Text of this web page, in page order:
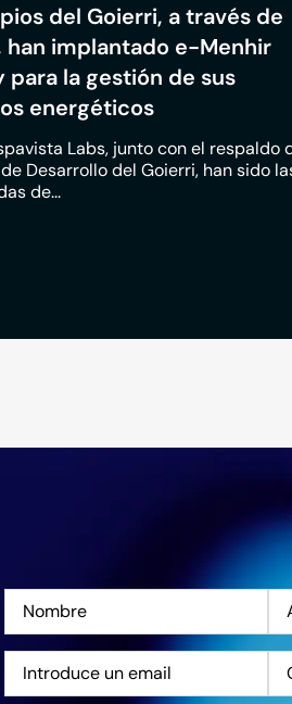
del Goierri, a través de
han implantado e-Menhir
para la gestión de sus
energéticos
Labs, junto con el respaldo
Desarrollo del Goierri, han sido
de...
Nombre
Correo
electrónico *